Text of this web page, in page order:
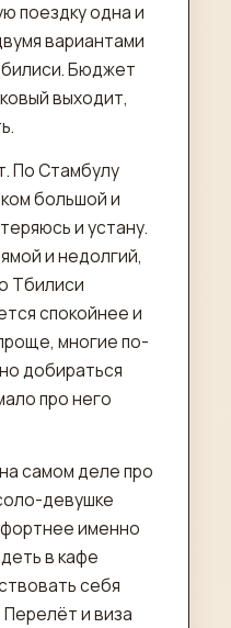
поездку одна и
вариантами
Бюджет
выходит,
По Стамбулу
большой и
и устану.
и недолгий,
Тбилиси
спокойнее и
многие по-
добираться
про него
самом деле про
девушке
именно
в кафе
себя
и виза